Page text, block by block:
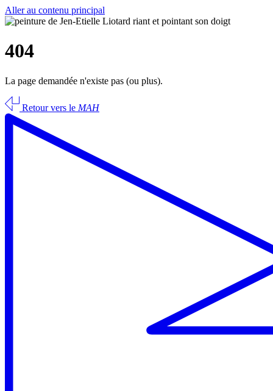
Aller au contenu principal
404
La page demandée n'existe pas (ou plus).
Retour vers le MAH